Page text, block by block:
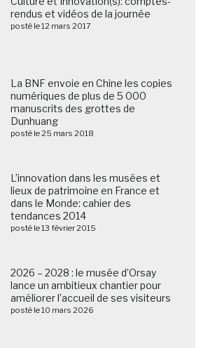
rendus et vidéos de la journée
posté le 12 mars 2017
La BNF envoie en Chine les copies
numériques de plus de 5 000
manuscrits des grottes de
Dunhuang
posté le 25 mars 2018
L’innovation dans les musées et
lieux de patrimoine en France et
dans le Monde: cahier des
tendances 2014
posté le 13 février 2015
2026 – 2028 : le musée d’Orsay
lance un ambitieux chantier pour
améliorer l’accueil de ses visiteurs
posté le 10 mars 2026